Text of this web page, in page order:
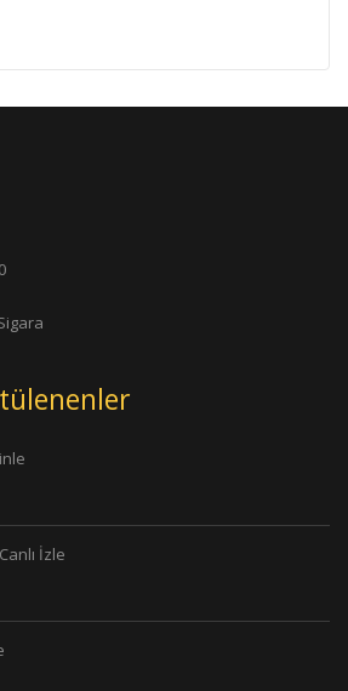
İzle